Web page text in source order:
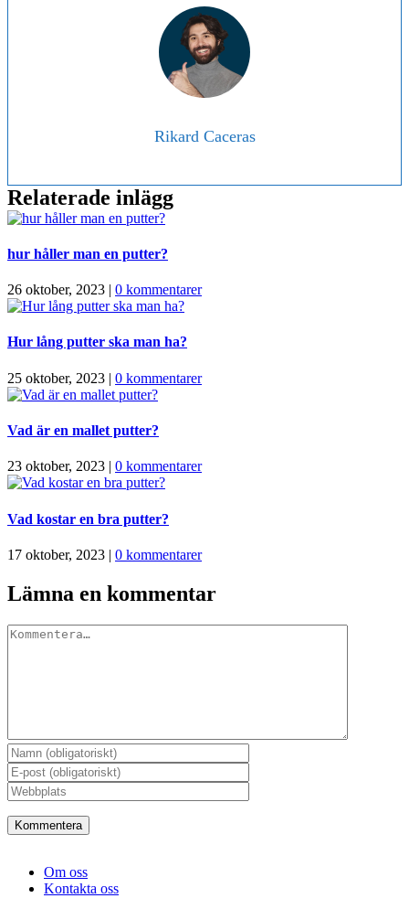
Rikard Caceras
Relaterade inlägg
hur håller man en putter?
26 oktober, 2023 | 0 kommentarer
Hur lång putter ska man ha?
25 oktober, 2023 | 0 kommentarer
Vad är en mallet putter?
23 oktober, 2023 | 0 kommentarer
Vad kostar en bra putter?
17 oktober, 2023 | 0 kommentarer
Lämna en kommentar
Kommentar
Om oss
Kontakta oss